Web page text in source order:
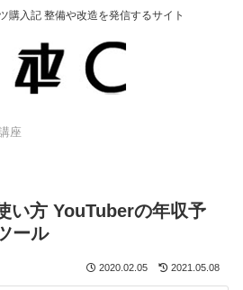
購入記 整備や改造を発信するサイト
座
い方 YouTuberの年収予
ール
2020.02.05 2021.05.08